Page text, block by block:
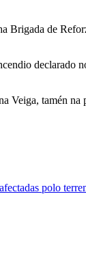
Brigada de
declarado
Veiga, tamén na
polo